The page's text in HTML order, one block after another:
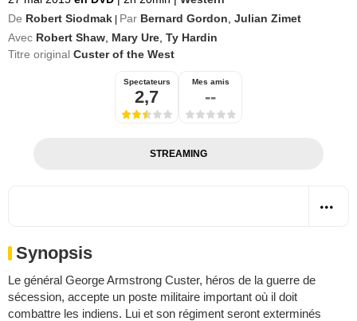
De Robert Siodmak Par Bernard Gordon Julian Zimet
Avec Robert Shaw Mary Ure Ty Hardin
Titre original Custer of the West
Spectateurs
2,7
Mes amis
--
STREAMING
Synopsis
Le général George Armstrong Custer, héros de la guerre de
sécession, accepte un poste militaire important où il doit
combattre les indiens. Lui et son régiment seront exterminés